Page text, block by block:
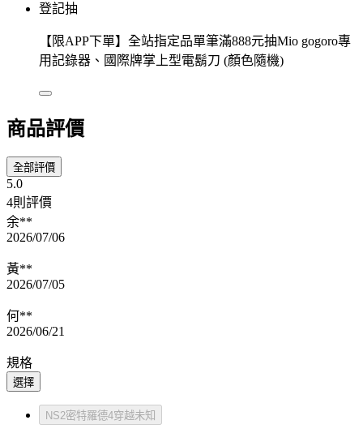
登記抽
【限APP下單】全站指定品單筆滿888元抽Mio gogoro專
用記錄器、國際牌掌上型電鬍刀 (顏色隨機)
商品評價
全部評價
5.0
4則評價
余**
2026/07/06
黃**
2026/07/05
何**
2026/06/21
規格
選擇
NS2密特羅德4穿越未知